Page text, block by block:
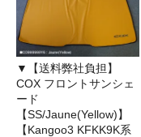
▼【送料弊社負担】
COX フロントサンシェ
ード
【SS/Jaune(Yellow)】
【Kangoo3 KFKK9K系